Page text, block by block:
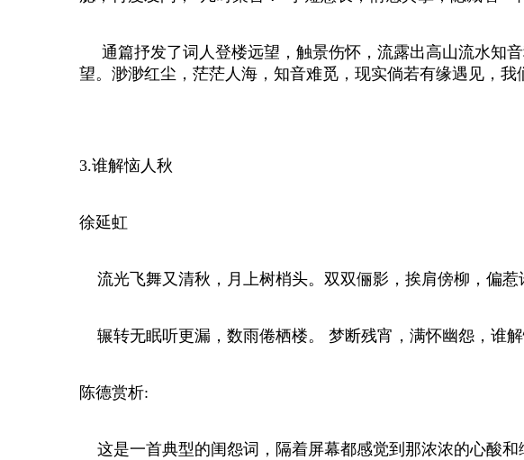
通篇抒发了词人登楼远望，触景伤怀，流露出高山流水知
望。渺渺红尘，茫茫人海，知音难觅，现实倘若有缘遇见，我
3.谁解恼人秋
徐延虹
流光飞舞又清秋，月上树梢头。双双俪影，挨肩傍柳，偏惹
辗转无眠听更漏，数雨倦栖楼。 梦断残宵，满怀幽怨，谁解
陈德赏析:
这是一首典型的闺怨词，隔着屏幕都感觉到那浓浓的心酸